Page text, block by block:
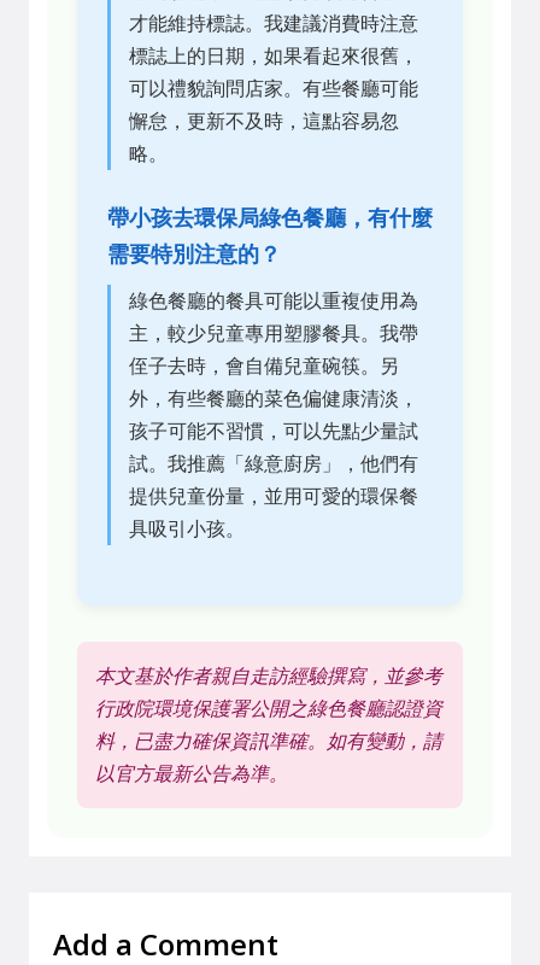
才能維持標誌。我建議消費時注意
標誌上的日期，如果看起來很舊，
可以禮貌詢問店家。有些餐廳可能
懈怠，更新不及時，這點容易忽
略。
帶小孩去環保局綠色餐廳，有什麼
需要特別注意的？
綠色餐廳的餐具可能以重複使用為
主，較少兒童專用塑膠餐具。我帶
侄子去時，會自備兒童碗筷。另
外，有些餐廳的菜色偏健康清淡，
孩子可能不習慣，可以先點少量試
試。我推薦「綠意廚房」，他們有
提供兒童份量，並用可愛的環保餐
具吸引小孩。
本文基於作者親自走訪經驗撰寫，並參考
行政院環境保護署公開之綠色餐廳認證資
料，已盡力確保資訊準確。如有變動，請
以官方最新公告為準。
Add a Comment